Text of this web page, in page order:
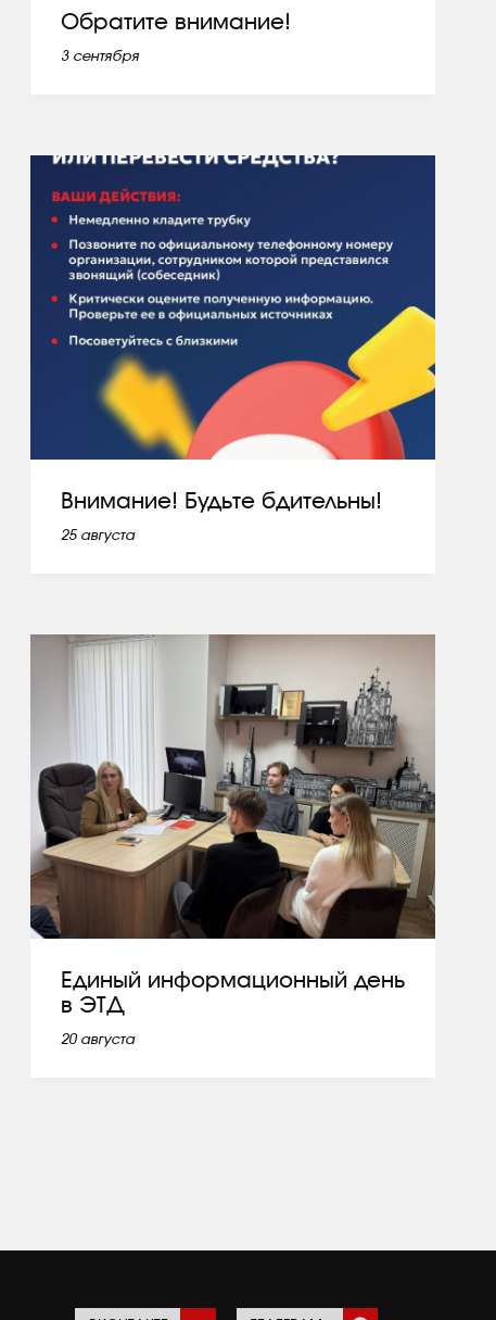
Обратите внимание!
3 сентября
Внимание! Будьте бдительны!
25 августа
Единый информационный день
в ЭТД
20 августа